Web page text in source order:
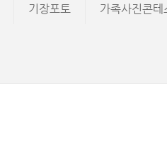
기장포토 가족사진콘테